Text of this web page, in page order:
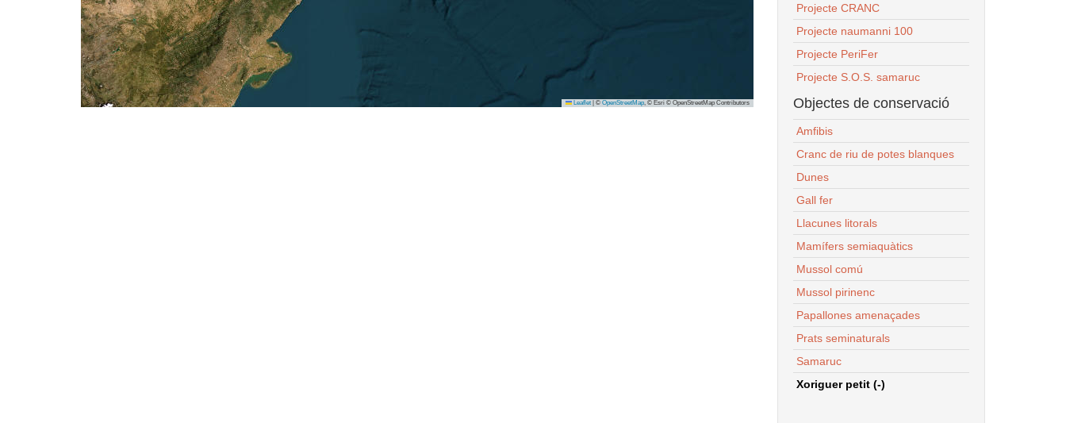
Leaflet © OpenStreetMap, © Esri © OpenStreetMap Contributors
Projecte CRANC
Projecte naumanni 100
Projecte PeriFer
Projecte S.O.S. samaruc
Objectes de conservació
Amfibis
Cranc de riu de potes blanques
Dunes
Gall fer
Llacunes litorals
Mamífers semiaquàtics
Mussol comú
Mussol pirinenc
Papallones amenaçades
Prats seminaturals
Samaruc
Xoriguer petit (-)